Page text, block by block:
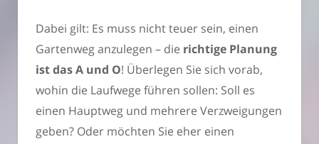
Dabei gilt: Es muss nicht teuer sein, einen
Gartenweg anzulegen – die richtige Planung
ist das A und O! Überlegen Sie sich vorab,
wohin die Laufwege führen sollen: Soll es
einen Hauptweg und mehrere Verzweigungen
geben? Oder möchten Sie eher einen